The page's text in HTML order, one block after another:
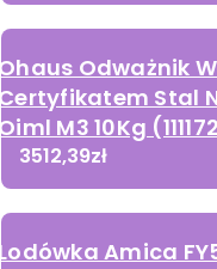
Ohaus Odważnik
Certyfikatem Stal
Oiml M3 10Kg
3512,39zł
Lodówka Amica